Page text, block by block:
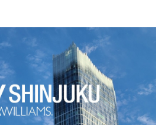
他の法令により許容される場合を除き、本人の同意を得
を超えて個人情報を取り扱いません。但し、次の場合は
保護のために必要がある場合であって、本人の同意を得
健全な育成の推進のために特に必要がある場合であっ
であるとき